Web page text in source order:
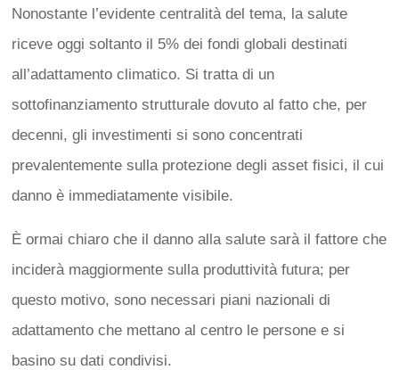
Nonostante l’evidente centralità del tema, la salute
riceve oggi soltanto il 5% dei fondi globali destinati
all’adattamento climatico. Si tratta di un
sottofinanziamento strutturale dovuto al fatto che, per
decenni, gli investimenti si sono concentrati
prevalentemente sulla protezione degli asset fisici, il cui
danno è immediatamente visibile.
È ormai chiaro che il danno alla salute sarà il fattore che
inciderà maggiormente sulla produttività futura; per
questo motivo, sono necessari piani nazionali di
adattamento che mettano al centro le persone e si
basino su dati condivisi.